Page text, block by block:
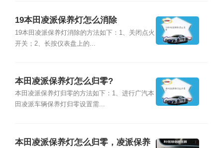
19本田凌派保养灯怎么消除
19本田凌派保养灯消除的方法如下：1、关闭点火
开关；2、长按仪表盘上的...
本田凌派保养灯怎么归零?
本田凌派保养灯归零的方法如下：1、进行广汽本
田凌派车辆保养灯归零设置需...
本田凌派保养灯怎么归零，凌派保养